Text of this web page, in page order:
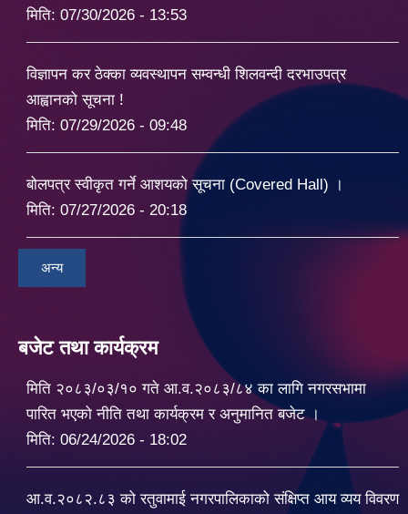
मिति: 07/30/2026 - 13:53
विज्ञापन कर ठेक्का व्यवस्थापन सम्वन्धी शिलवन्दी दरभाउपत्र
आह्वानको सूचना !
मिति: 07/29/2026 - 09:48
बोलपत्र स्वीकृत गर्ने आशयको सूचना (Covered Hall) ।
मिति: 07/27/2026 - 20:18
अन्य
बजेट तथा कार्यक्रम
मिति २०८३/०३/१० गते आ.व.२०८३/८४ का लागि नगरसभामा
पारित भएको नीति तथा कार्यक्रम र अनुमानित बजेट ।
मिति: 06/24/2026 - 18:02
आ.व.२०८२.८३ को रतुवामाई नगरपालिकाको संक्षिप्त आय व्यय विवरण